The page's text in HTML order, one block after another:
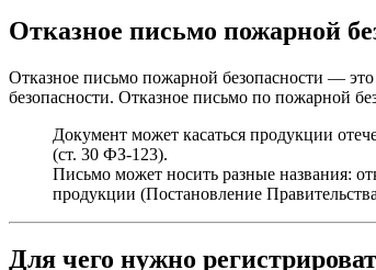
Отказное письмо пожарной
Отказное письмо пожарной безопасности —
безопасности. Отказное письмо по пожарной
Документ может касаться продукции
(ст. 30 ФЗ-123).
Письмо может носить разные названия:
продукции (Постановление
Для чего нужно